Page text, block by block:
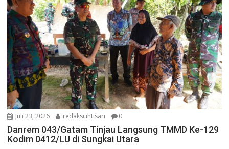
Juli 23, 2026 redaksi intisari 0
Danrem 043/Gatam Tinjau Langsung TMMD Ke-129
Kodim 0412/LU di Sungkai Utara